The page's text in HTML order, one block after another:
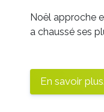
Noël approche
a chaussé ses
En savoir